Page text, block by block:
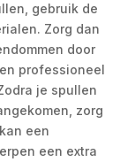
gebruik de
Zorg dan
door
professioneel
je spullen
zorg
een
een extra